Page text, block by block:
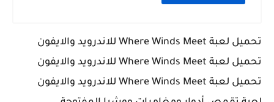
تحميل لعبة Where Winds Meet للاندرويد والايفون
تحميل لعبة Where Winds Meet للاندرويد والايفون
تحميل لعبة Where Winds Meet للاندرويد والايفون